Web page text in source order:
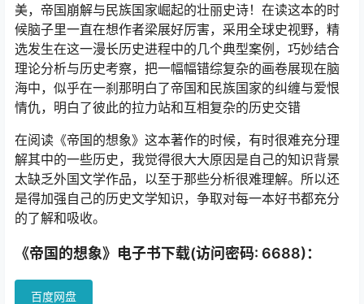
美，帝国崩解与民族国家崛起的壮丽史诗！在读这本的时
候脑子里一直在想作者梁展好厉害，采用全球史视野，精
选发生在这一漫长历史进程中的几个典型案例，巧妙结合
理论分析与历史考察，把一幅幅错综复杂的画卷展现在脑
海中，似乎在一刹那明白了帝国和民族国家的纠缠与爱恨
情仇，明白了彼此的拉力站和互相复杂的历史交错
在阅读《帝国的想象》这本著作的时候，有时很难充分理
解其中的一些历史，我觉得很大大原因是自己的知识背景
太缺乏外国文学作品，以至于那些分析很难理解。所以还
是得加强自己的历史文学知识，争取对每一本好书都充分
的了解和吸收。
《帝国的想象》电子书下载(访问密码: 6688)：
百度网盘